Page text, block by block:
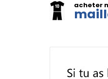
acheter